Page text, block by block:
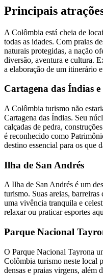
Principais
A Colômbia está cheia de
todas as idades. Com praias
naturais protegidas, a nação
diversão, aventura e cultura.
a elaboração de um itinerário
Cartagena das Índias
A Colômbia turismo não
Cartagena das Índias. Seu
calçadas de pedra,
é reconhecido como
destino essencial para os que
Ilha de San Andrés
A Ilha de San Andrés é um
turismo. Suas areias,
uma vivência tranquila e
relaxar ou praticar esportes
Parque Nacional
O Parque Nacional Tayrona
Colômbia turismo neste local
densas e praias virgens, além